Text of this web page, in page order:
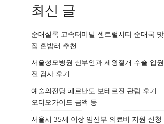
최신 글
순대실록 고속터미널 센트럴시티 순대국 맛
집 혼밥러 추천
서울성모병원 산부인과 제왕절개 수술 입원
전 검사 후기
예술의전당 페르난도 보테르전 관람 후기
오디오가이드 금액 등
서울시 35세 이상 임산부 의료비 지원 신청